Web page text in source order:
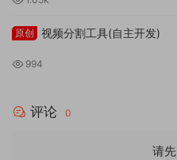
原创 视频分割工具(自主开发)
994
评论 0
请先